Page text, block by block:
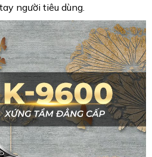
người tiêu dùng.